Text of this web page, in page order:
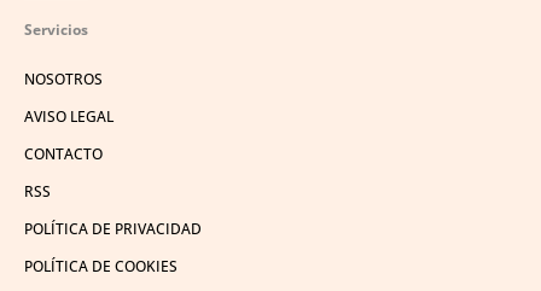
Servicios
NOSOTROS
AVISO LEGAL
CONTACTO
RSS
POLÍTICA DE PRIVACIDAD
POLÍTICA DE COOKIES